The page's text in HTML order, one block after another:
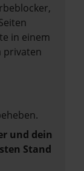
in einem
privaten
und dein
Stand